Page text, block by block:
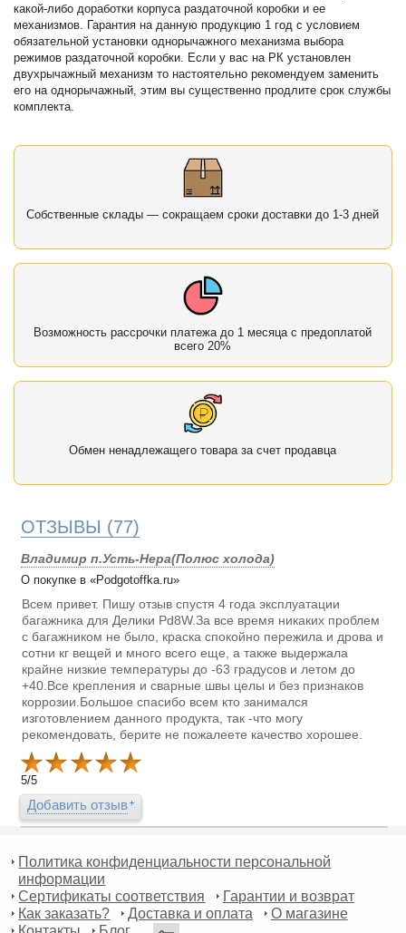
какой-либо доработки корпуса раздаточной коробки и ее
механизмов. Гарантия на данную продукцию 1 год с условием
обязательной установки однорычажного механизма выбора
режимов раздаточной коробки. Если у вас на РК установлен
двухрычажный механизм то настоятельно рекомендуем заменить
его на однорычажный, этим вы существенно продлите срок службы
комплекта.
Собственные склады — сокращаем сроки доставки до 1-3 дней
Возможность рассрочки платежа до 1 месяца с предоплатой
всего 20%
Обмен ненадлежащего товара за счет продавца
ОТЗЫВЫ (77)
Владимир п.Усть-Нера(Полюс холода)
О покупке в «Podgotoffka.ru»
Всем привет. Пишу отзыв спустя 4 года эксплуатации
багажника для Делики Pd8W.За все время никаких проблем
с багажником не было, краска спокойно пережила и дрова и
сотни кг вещей и много всего еще, а также выдержала
крайне низкие температуры до -63 градусов и летом до
+40.Все крепления и сварные швы целы и без признаков
коррозии.Большое спасибо всем кто занимался
изготовлением данного продукта, так -что могу
рекомендовать, берите не пожалеете качество хорошее.
5/5
Добавить отзыв
Политика конфиденциальности персональной
информации
Сертификаты соответствия
Гарантии и возврат
Как заказать?
Доставка и оплата
О магазине